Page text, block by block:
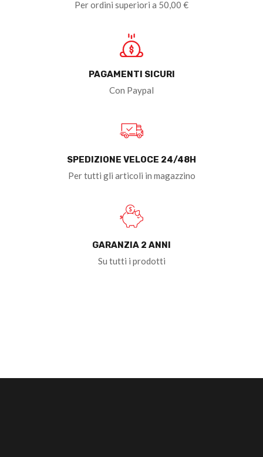
Per ordini superiori a 50,00 €
PAGAMENTI SICURI
Con Paypal
SPEDIZIONE VELOCE 24/48H
Per tutti gli articoli in magazzino
GARANZIA 2 ANNI
Su tutti i prodotti